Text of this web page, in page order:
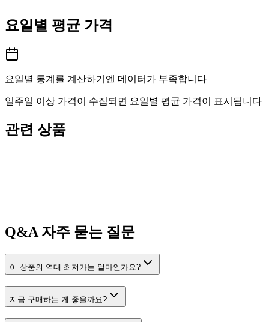
요일별 평균 가격
요일별 통계를 계산하기엔 데이터가 부족합니다
일주일 이상 가격이 수집되면 요일별 평균 가격이 표시됩니다
관련 상품
Q&A자주 묻는 질문
이 상품의 역대 최저가는 얼마인가요?
지금 구매하는 게 좋을까요?